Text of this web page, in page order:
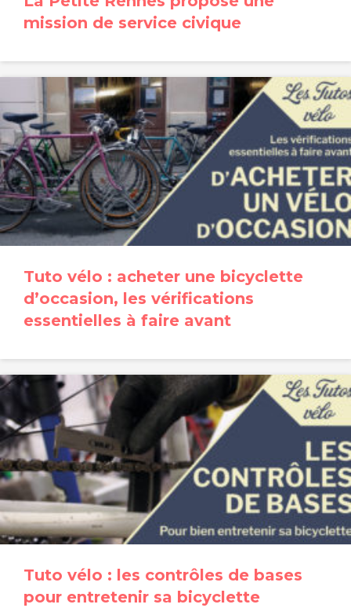
mission de service civique
Tuto vélo : acheter une bicyclette
d’occasion, les vérifications
essentielles à faire avant
Tuto vélo : les contrôles de bases
pour entretenir sa bicyclette